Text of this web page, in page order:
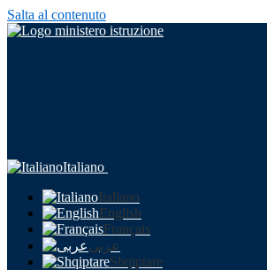
Salta al contenuto
Italiano
Italiano
English
Français
عربى
Shqiptare